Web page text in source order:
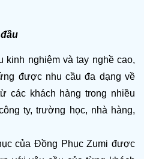
kinh nghiệm và tay nghề cao,
được nhu cầu đa dạng về
các khách hàng trong nhiều
ty, trường học, nhà hàng,
của Đồng Phục Zumi được